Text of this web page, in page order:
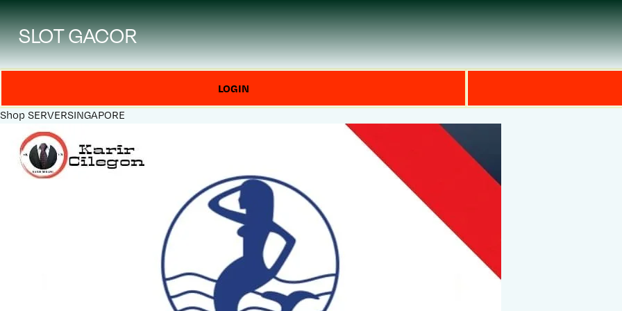
SLOT GACOR
LOGIN
Shop SERVERSINGAPORE